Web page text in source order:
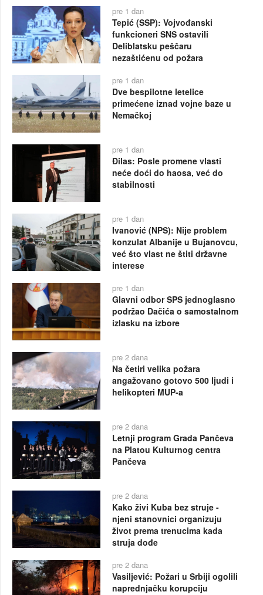
pre 1 dan
Tepić (SSP): Vojvođanski
funkcioneri SNS ostavili
Deliblatsku peščaru
nezaštićenu od požara
pre 1 dan
Dve bespilotne letelice
primećene iznad vojne baze u
Nemačkoj
pre 1 dan
Đilas: Posle promene vlasti
neće doći do haosa, već do
stabilnosti
pre 1 dan
Ivanović (NPS): Nije problem
konzulat Albanije u Bujanovcu,
već što vlast ne štiti državne
interese
pre 1 dan
Glavni odbor SPS jednoglasno
podržao Dačića o samostalnom
izlasku na izbore
pre 2 dana
Na četiri velika požara
angažovano gotovo 500 ljudi i
helikopteri MUP-a
pre 2 dana
Letnji program Grada Pančeva
na Platou Kulturnog centra
Pančeva
pre 2 dana
Kako živi Kuba bez struje -
njeni stanovnici organizuju
život prema trenucima kada
struja dođe
pre 2 dana
Vasiljević: Požari u Srbiji ogolili
naprednjačku korupciju